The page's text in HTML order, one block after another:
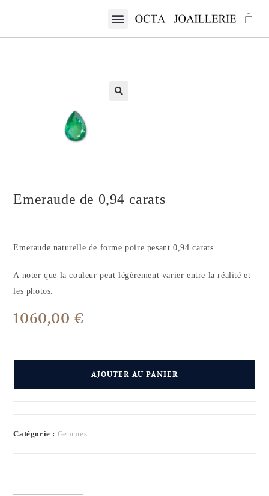
Emeraude de 0,94 carats
Emeraude naturelle de forme poire pesant 0,94 carats
A noter que la couleur peut légèrement varier entre la réalité et
les photos.
1060,00 €
AJOUTER AU PANIER
Catégorie : Gemmes